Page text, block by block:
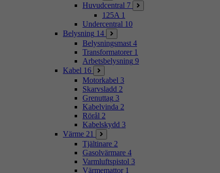
Huvudcentral 7
125A 1
Undercentral 10
Belysning 14
Belysningsmast 4
Transformatorer 1
Arbetsbelysning 9
Kabel 16
Motorkabel 3
Skarvsladd 2
Grenuttag 3
Kabelvinda 2
Rörål 2
Kabelskydd 3
Värme 21
Tjältinare 2
Gasolvärmare 4
Varmluftspistol 3
Värmemattor 1